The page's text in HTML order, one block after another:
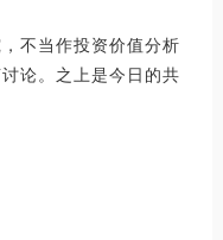
不当作投资价值分析
论。之上是今日的共